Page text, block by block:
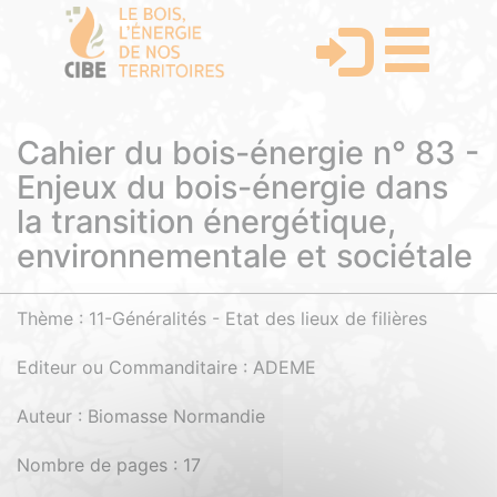
Cahier du bois-énergie n° 83 -
Enjeux du bois-énergie dans
la transition énergétique,
environnementale et sociétale
Thème : 11-Généralités - Etat des lieux de filières
Editeur ou Commanditaire : ADEME
Auteur : Biomasse Normandie
Nombre de pages : 17